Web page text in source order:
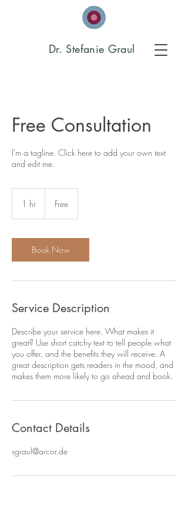
Dr. Stefanie Graul
Free Consultation
I'm a tagline. Click here to add your own text
and edit me.
1 hr Free
Book Now
Service Description
Describe your service here. What makes it
great? Use short catchy text to tell people what
you offer, and the benefits they will receive. A
great description gets readers in the mood, and
makes them more likely to go ahead and book.
Contact Details
sgraul@arcor.de